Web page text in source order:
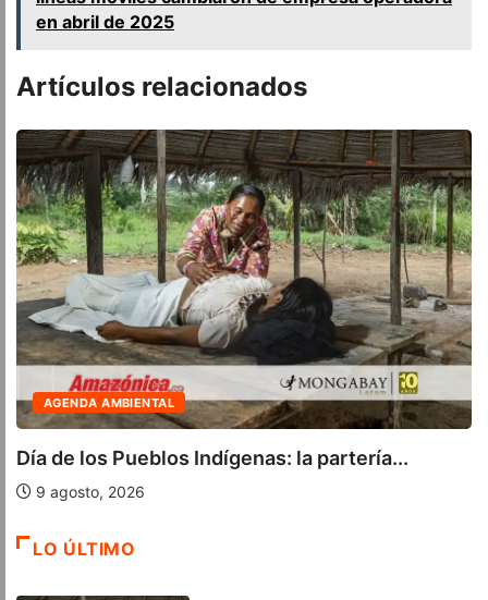
en abril de 2025
Artículos relacionados
AMBIENTAL
Pueblos Indígenas: la partería...
2026
LO ÚLTIMO